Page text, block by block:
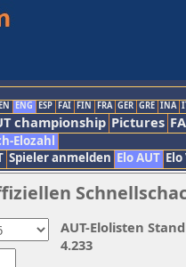
ENG ESP FAI FIN FRA GER GRE INA
championship Pictures
Elozahl
Spieler anmelden Elo AUT
AUT-Elolisten
4.233